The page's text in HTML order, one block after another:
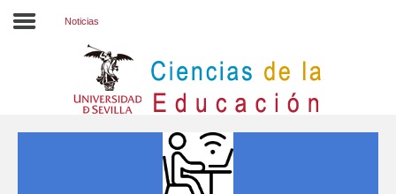
Noticias